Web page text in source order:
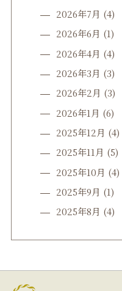
2026年7月 (4)
2026年6月 (1)
2026年4月 (4)
2026年3月 (3)
2026年2月 (3)
2026年1月 (6)
2025年12月 (4)
2025年11月 (5)
2025年10月 (4)
2025年9月 (1)
2025年8月 (4)